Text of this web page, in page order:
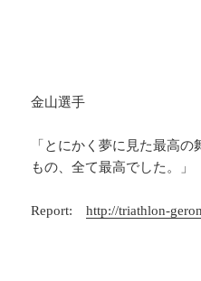
金山選手
「とにかく夢に見た最高
もの、全て最高でした。」
Report:http://triathlon-